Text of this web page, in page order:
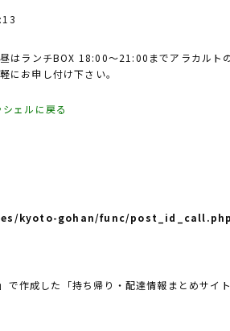
はランチBOX 18:00〜21:00までアラカルト
にお申し付け下さい。
ェルに戻る
kyoto-gohan/func/post_id_call.php
作成した「持ち帰り・配達情報まとめサイト